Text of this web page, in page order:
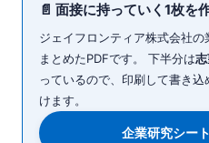
📄 面接に持っていく1枚を
ジェイフロンティア株式会社
まとめたPDFです。 下半分は
っているので、印刷して書き
けます。
企業研究シー